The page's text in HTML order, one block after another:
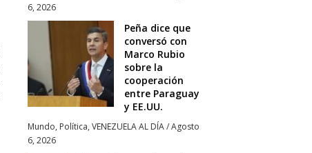
6, 2026
Peña dice que
conversó con
Marco Rubio
sobre la
cooperación
entre Paraguay
y EE.UU.
Mundo, Política, VENEZUELA AL DÍA/Agosto
6, 2026